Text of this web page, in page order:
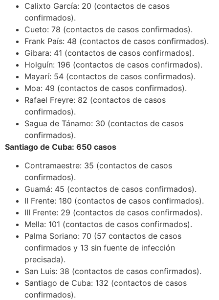
Calixto García: 20 (contactos de casos
confirmados).
Cueto: 78 (contactos de casos confirmados).
Frank País: 48 (contactos de casos confirmados).
Gibara: 41 (contactos de casos confirmados).
Holguín: 196 (contactos de casos confirmados).
Mayarí: 54 (contactos de casos confirmados).
Moa: 49 (contactos de casos confirmados).
Rafael Freyre: 82 (contactos de casos
confirmados).
Sagua de Tánamo: 30 (contactos de casos
confirmados).
Santiago de Cuba: 650 casos
Contramaestre: 35 (contactos de casos
confirmados).
Guamá: 45 (contactos de casos confirmados).
II Frente: 180 (contactos de casos confirmados).
III Frente: 29 (contactos de casos confirmados).
Mella: 101 (contactos de casos confirmados).
Palma Soriano: 70 (57 contactos de casos
confirmados y 13 sin fuente de infección
precisada).
San Luis: 38 (contactos de casos confirmados).
Santiago de Cuba: 132 (contactos de casos
confirmados).